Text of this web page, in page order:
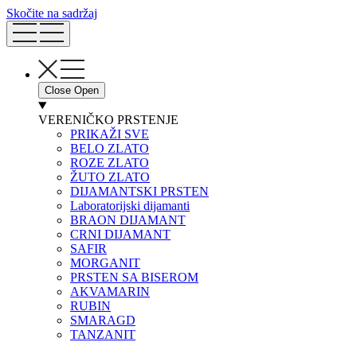
Skočite na sadržaj
Close Open
VERENIČKO PRSTENJE
PRIKAŽI SVE
BELO ZLATO
ROZE ZLATO
ŽUTO ZLATO
DIJAMANTSKI PRSTEN
Laboratorijski dijamanti
BRAON DIJAMANT
CRNI DIJAMANT
SAFIR
MORGANIT
PRSTEN SA BISEROM
AKVAMARIN
RUBIN
SMARAGD
TANZANIT